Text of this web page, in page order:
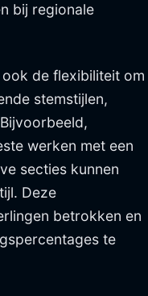
bij regionale
de flexibiliteit om
stemstijlen,
werken met een
secties kunnen
Deze
betrokken en
te